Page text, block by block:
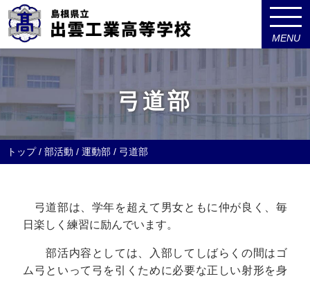
このページの本文へ
MENU
弓道部
現
置：
トップ/ 部活動 / 運動部 / 弓道部
弓道部は、学年を超えて男女ともに仲が良く、毎
日楽しく練習に励んでいます。
部活内容としては、入部してしばらくの間はゴ
ム弓といって弓を引くために必要な正しい射形を身